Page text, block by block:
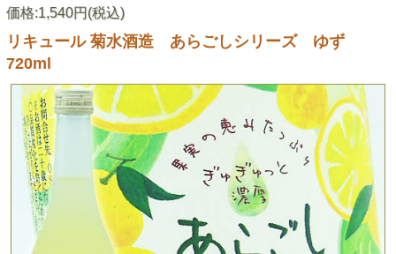
価格:1,540円(税込)
リキュール 菊水酒造 あらごしシリーズ ゆず
720ml